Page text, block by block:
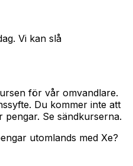
Vi kan slå
för vår omvandlare.
Du kommer inte att
pengar. Se sändkurserna.
utomlands med Xe?